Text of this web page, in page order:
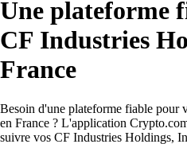
Une plateforme
CF Industries
France
Besoin d'une plateforme fiable pour
en France ? L'application
suivre vos CF Industries Holdings,